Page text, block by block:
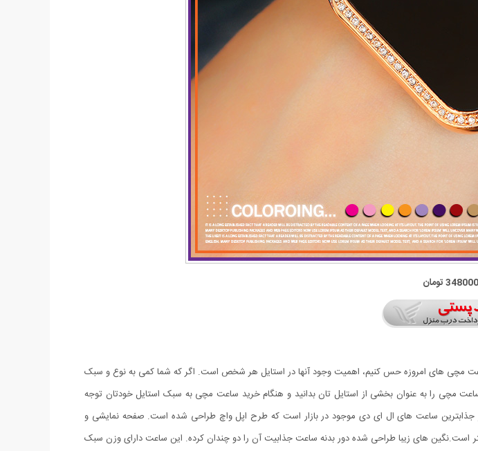
348000 تومان
مچی های امروزه حس کنیم، اهمیت وجود آنها در استایل هر شخص است. اگر که شما کمی به نوع و سبک
مچی را به عنوان بخشی از استایل تان بدانید و هنگام خرید ساعت مچی به سبک استایل خودتان توجه
ساعت های ال ای دی موجود در بازار است که طرح اپل واچ طراحی شده است. صفحه نمایشی و
در ابعاد 33 × 40 میلی‌متر طراحی شده و ضخامت آن در قسمت بدنه 10 میلی‌متر است.نگین های زیبا طراحی شده دور بدنه ساعت جذابیت آن را دو چندان کرده. این ساعت دارای وزن سبک